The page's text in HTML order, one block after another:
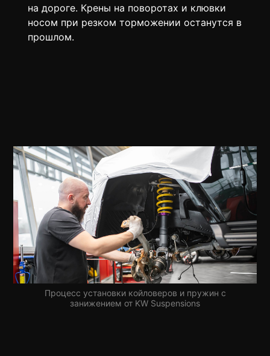
на дороге. Крены на поворотах и клювки
носом при резком торможении останутся в
прошлом.
Процесс установки койловеров и пружин с
занижением от KW Suspensions